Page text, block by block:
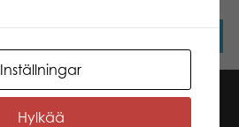
Inställningar
Hylkää